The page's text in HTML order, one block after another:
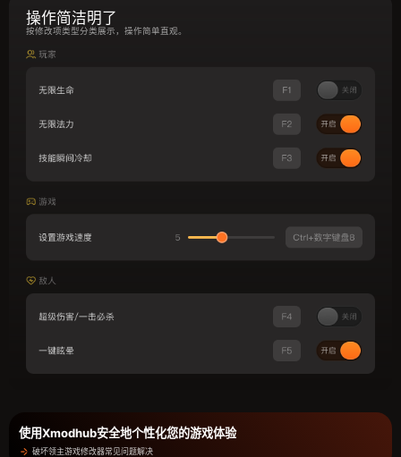
操作简洁明了
按修改项类型分类展示，操作简单直观。
使用Xmodhub安全地个性化您的游戏体验
破坏领主游戏修改器常见问题解决